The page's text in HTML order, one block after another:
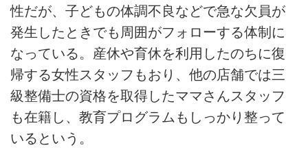
性だが、子どもの体調不良などで急な欠員が
発生したときでも周囲がフォローする体制に
なっている。産休や育休を利用したのちに復
帰する女性スタッフもおり、他の店舗では三
級整備士の資格を取得したママさんスタッフ
も在籍し、教育プログラムもしっかり整って
いるという。